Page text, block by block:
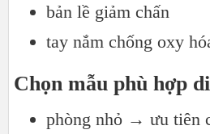
bản lề giảm chấn
tay nắm chống oxy
Chọn mẫu phù hợp
phòng nhỏ → ưu tiên